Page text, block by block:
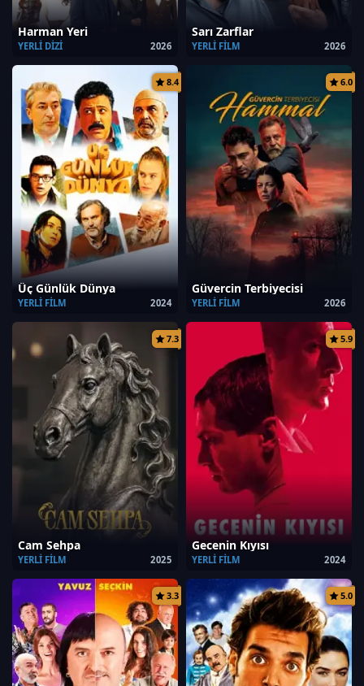
Harman Yeri
2026
YERLI DIZI
Sarı Zarflar
2026
YERLI FILM
8.4
Üç Günlük Dünya
2024
YERLI FILM
6.0
Güvercin Terbiyecisi
2026
YERLI FILM
7.3
Cam Sehpa
2025
YERLI FILM
5.9
Gecenin Kıyısı
2024
YERLI FILM
3.3 5.0